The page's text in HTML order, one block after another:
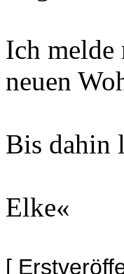
Ich melde
neuen
Bis dahin
Elke«
[